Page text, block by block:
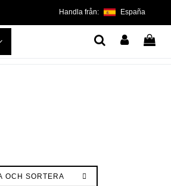
Handla från: España
OCH SORTERA